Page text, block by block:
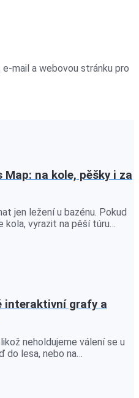
mail a webovou stránku pro
na kole, pěšky i za
jen ležení u bazénu. Pokud
kola, vyrazit na pěší túru…
interaktivní grafy a
neholdujeme válení se u
lesa, nebo na…